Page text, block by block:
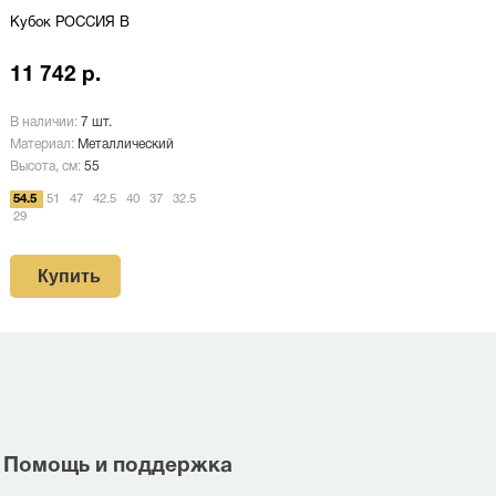
Кубок РОССИЯ B
11 742 р.
В наличии: 7 шт.
Материал: Металлический
Высота, см: 55
54.5 51 47 42.5 40 37
32.5
29
Купить
Помощь и поддержка